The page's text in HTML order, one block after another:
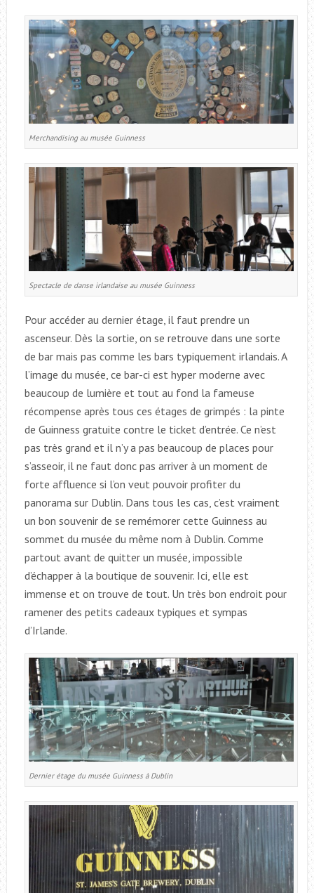
Merchandising au musée Guinness
Spectacle de danse irlandaise au musée Guinness
Pour accéder au dernier étage, il faut prendre un
ascenseur. Dès la sortie, on se retrouve dans une sorte
de bar mais pas comme les bars typiquement irlandais. A
l’image du musée, ce bar-ci est hyper moderne avec
beaucoup de lumière et tout au fond la fameuse
récompense après tous ces étages de grimpés : la pinte
de Guinness gratuite contre le ticket d’entrée. Ce n’est
pas très grand et il n’y a pas beaucoup de places pour
s’asseoir, il ne faut donc pas arriver à un moment de
forte affluence si l’on veut pouvoir profiter du
panorama sur Dublin. Dans tous les cas, c’est vraiment
un bon souvenir de se remémorer cette Guinness au
sommet du musée du même nom à Dublin. Comme
partout avant de quitter un musée, impossible
d’échapper à la boutique de souvenir. Ici, elle est
immense et on trouve de tout. Un très bon endroit pour
ramener des petits cadeaux typiques et sympas
d’Irlande.
Dernier étage du musée Guinness à Dublin